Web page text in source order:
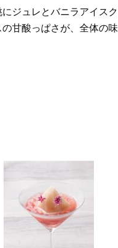
ジュレとバニラアイスク
甘酸っぱさが、全体の味